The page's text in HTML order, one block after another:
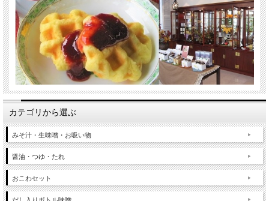
カテゴリから選ぶ
みそ汁・生味噌・お吸い物
醤油・つゆ・たれ
おこわセット